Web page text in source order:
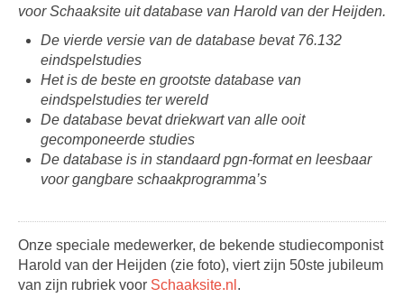
voor Schaaksite uit database van Harold van der Heijden.
De vierde versie van de database bevat 76.132
eindspelstudies
Het is de beste en grootste database van
eindspelstudies ter wereld
De database bevat driekwart van alle ooit
gecomponeerde studies
De database is in standaard pgn-format en leesbaar
voor gangbare schaakprogramma’s
Onze speciale medewerker, de bekende studiecomponist
Harold van der Heijden (zie foto), viert zijn 50ste jubileum
van zijn rubriek voor Schaaksite.nl .